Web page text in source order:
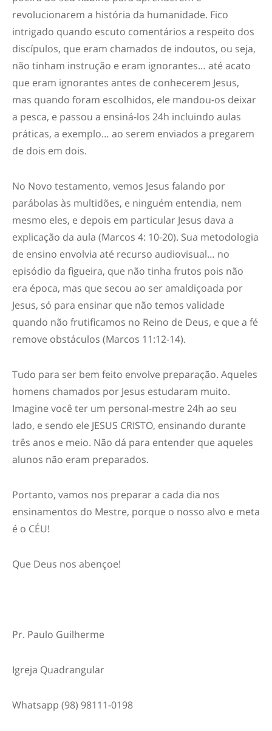
revolucionarem a história da humanidade. Fico
intrigado quando escuto comentários a respeito dos
discípulos, que eram chamados de indoutos, ou seja,
não tinham instrução e eram ignorantes… até acato
que eram ignorantes antes de conhecerem Jesus,
mas quando foram escolhidos, ele mandou-os deixar
a pesca, e passou a ensiná-los 24h incluindo aulas
práticas, a exemplo… ao serem enviados a pregarem
de dois em dois.
No Novo testamento, vemos Jesus falando por
parábolas às multidões, e ninguém entendia, nem
mesmo eles, e depois em particular Jesus dava a
explicação da aula (Marcos 4: 10-20). Sua metodologia
de ensino envolvia até recurso audiovisual… no
episódio da figueira, que não tinha frutos pois não
era época, mas que secou ao ser amaldiçoada por
Jesus, só para ensinar que não temos validade
quando não frutificamos no Reino de Deus, e que a fé
remove obstáculos (Marcos 11:12-14).
Tudo para ser bem feito envolve preparação. Aqueles
homens chamados por Jesus estudaram muito.
Imagine você ter um personal-mestre 24h ao seu
lado, e sendo ele JESUS CRISTO, ensinando durante
três anos e meio. Não dá para entender que aqueles
alunos não eram preparados.
Portanto, vamos nos preparar a cada dia nos
ensinamentos do Mestre, porque o nosso alvo e meta
é o CÉU!
Que Deus nos abençoe!
Pr. Paulo Guilherme
Igreja Quadrangular
Whatsapp (98) 98111-0198